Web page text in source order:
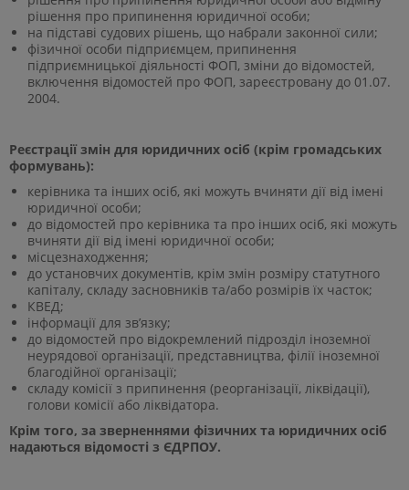
рішення про припинення юридичної особи;
на підставі судових рішень, що набрали законної сили;
фізичної особи підприємцем, припинення
підприємницької діяльності ФОП, зміни до відомостей,
включення відомостей про ФОП, зареєстровану до 01.07.
2004.
Реєстрації змін для юридичних осіб (крім громадських
формувань):
керівника та інших осіб, які можуть вчиняти дії від імені
юридичної особи;
до відомостей про керівника та про інших осіб, які можуть
вчиняти дії від імені юридичної особи;
місцезнаходження;
до установчих документів, крім змін розміру статутного
капіталу, складу засновників та/або розмірів їх часток;
КВЕД;
інформації для зв’язку;
до відомостей про відокремлений підрозділ іноземної
неурядової організації, представництва, філії іноземної
благодійної організації;
складу комісії з припинення (реорганізації, ліквідації),
голови комісії або ліквідатора.
Крім того, за зверненнями фізичних та юридичних осіб
надаються відомості з ЄДРПОУ.